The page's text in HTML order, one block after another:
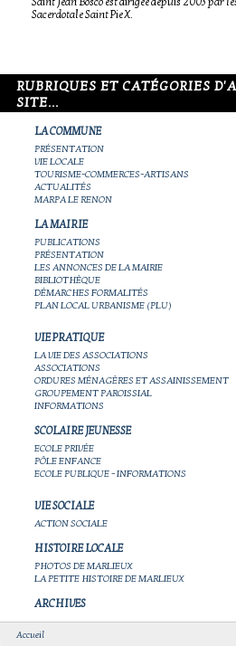
Sacerdotale Saint Pie X.
RUBRIQUES ET CATÉGORIES
SITE...
LA COMMUNE
PRÉSENTATION
VIE LOCALE
TOURISME-COMMERCES-ARTISANS
ACTUALITÉS
MARPA LE RENON
LA MAIRIE
PUBLICATIONS
PRÉSENTATION
LES ANNONCES DE LA MAIRIE
BIBLIOTHÈQUE
DÉMARCHES FORMALITÉS
PLAN LOCAL URBANISME (PLU)
VIE PRATIQUE
LA VIE DES ASSOCIATIONS
ASSOCIATIONS
ORDURES MÉNAGÈRES ET ASSAINISSEMENT
GROUPEMENT PAROISSIAL
INFORMATIONS
SCOLAIRE JEUNESSE
ECOLE PRIVÉE
PÔLE ENFANCE
ECOLE PUBLIQUE - INFORMATIONS
VIE SOCIALE
ACTION SOCIALE
HISTOIRE LOCALE
PHOTOS DE MARLIEUX
LA PETITE HISTOIRE DE MARLIEUX
ARCHIVES
Accueil